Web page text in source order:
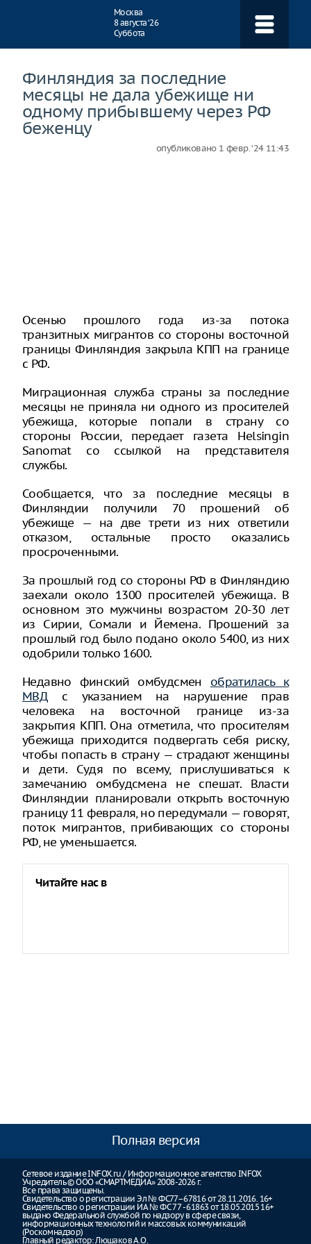
Москва
8 августа ‘26
Суббота
Финляндия за последние
месяцы не дала убежище ни
одному прибывшему через РФ
беженцу
опубликовано 1 февр. ‘24 11:43
Осенью прошлого года из-за потока
транзитных мигрантов со стороны восточной
границы Финляндия закрыла КПП на границе
с РФ.
Миграционная служба страны за последние
месяцы не приняла ни одного из просителей
убежища, которые попали в страну со
стороны России, передает газета Helsingin
Sanomat со ссылкой на представителя
службы.
Сообщается, что за последние месяцы в
Финляндии получили 70 прошений об
убежище — на две трети из них ответили
отказом, остальные просто оказались
просроченными.
За прошлый год со стороны РФ в Финляндию
заехали около 1300 просителей убежища. В
основном это мужчины возрастом 20-30 лет
из Сирии, Сомали и Йемена. Прошений за
прошлый год было подано около 5400, из них
одобрили только 1600.
Недавно финский омбудсмен обратилась к
МВД с указанием на нарушение прав
человека на восточной границе из-за
закрытия КПП. Она отметила, что просителям
убежища приходится подвергать себя риску,
чтобы попасть в страну — страдают женщины
и дети. Судя по всему, прислушиваться к
замечанию омбудсмена не спешат. Власти
Финляндии планировали открыть восточную
границу 11 февраля, но передумали — говорят,
поток мигрантов, прибивающих со стороны
РФ, не уменьшается.
Читайте нас в
Полная версия
Сетевое издание INFOX.ru / Информационное агентство INFOX
Учредитель © ООО «СМАРТМЕДИА» 2008-2026 г.
Все права защищены.
Свидетельство о регистрации Эл № ФС77–67816 от 28.11.2016. 16+
Свидетельство о регистрации ИА № ФС 77 - 61863 от 18.05.2015 16+
выдано Федеральной службой по надзору в сфере связи,
информационных технологий и массовых коммуникаций
(Роскомнадзор)
Главный редактор: Люшаков А.О.